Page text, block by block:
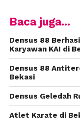
Dalam
bukti sepeda
sebuah kartu
Baca juga...
Densus 88
Karyawan KAI di
Densus 88
Bekasi
Densus Geledah
Atlet Karate di